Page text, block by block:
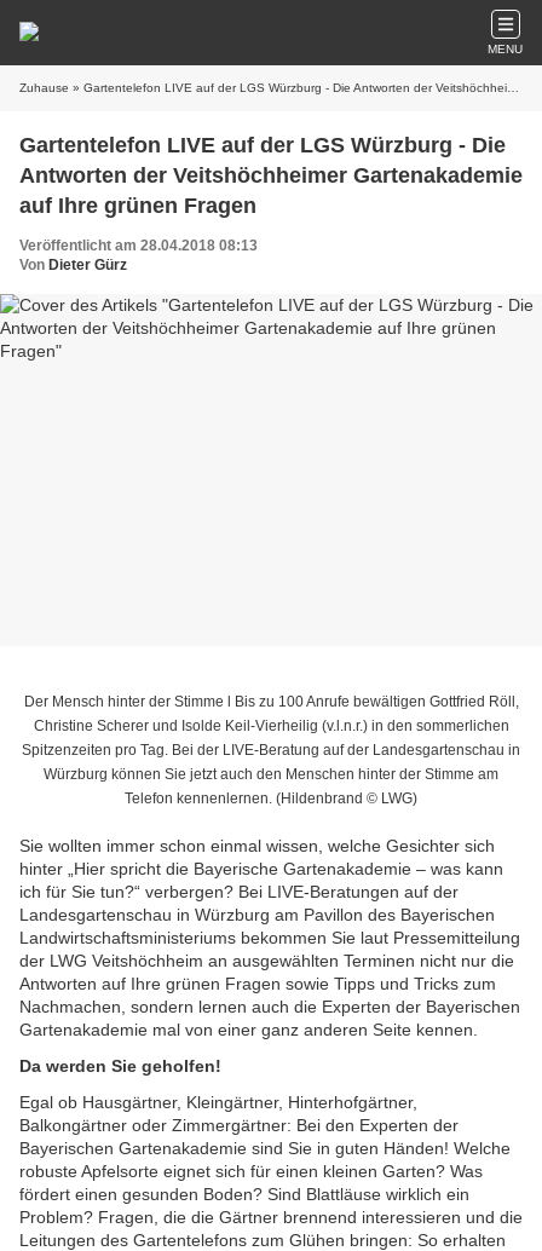
MENU
Zuhause » Gartentelefon LIVE auf der LGS Würzburg - Die Antworten der Veitshöchheimer Gartenakademie auf Ihre grünen Fragen
Gartentelefon LIVE auf der LGS Würzburg - Die
Antworten der Veitshöchheimer Gartenakademie
auf Ihre grünen Fragen
Veröffentlicht am 28.04.2018 08:13
Von Dieter Gürz
Der Mensch hinter der Stimme l Bis zu 100 Anrufe bewältigen Gottfried Röll,
Christine Scherer und Isolde Keil-Vierheilig (v.l.n.r.) in den sommerlichen
Spitzenzeiten pro Tag. Bei der LIVE-Beratung auf der Landesgartenschau in
Würzburg können Sie jetzt auch den Menschen hinter der Stimme am
Telefon kennenlernen. (Hildenbrand © LWG)
Sie wollten immer schon einmal wissen, welche Gesichter sich
hinter „Hier spricht die Bayerische Gartenakademie – was kann
ich für Sie tun?“ verbergen? Bei LIVE-Beratungen auf der
Landesgartenschau in Würzburg am Pavillon des Bayerischen
Landwirtschaftsministeriums bekommen Sie laut Pressemitteilung
der LWG Veitshöchheim an ausgewählten Terminen nicht nur die
Antworten auf Ihre grünen Fragen sowie Tipps und Tricks zum
Nachmachen, sondern lernen auch die Experten der Bayerischen
Gartenakademie mal von einer ganz anderen Seite kennen.
Da werden Sie geholfen!
Egal ob Hausgärtner, Kleingärtner, Hinterhofgärtner,
Balkongärtner oder Zimmergärtner: Bei den Experten der
Bayerischen Gartenakademie sind Sie in guten Händen! Welche
robuste Apfelsorte eignet sich für einen kleinen Garten? Was
fördert einen gesunden Boden? Sind Blattläuse wirklich ein
Problem? Fragen, die die Gärtner brennend interessieren und die
Leitungen des Gartentelefons zum Glühen bringen: So erhalten